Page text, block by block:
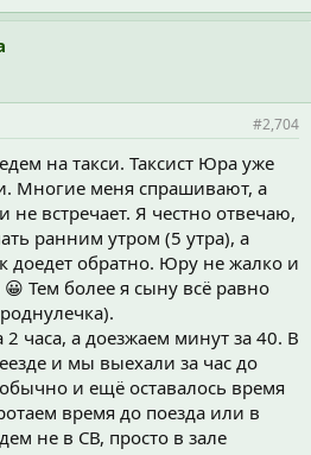
#2,704
на такси. Таксист Юра уже
Многие меня спрашивают, а
не встречает. Я честно отвечаю,
ранним утром (5 утра), а
доедет обратно. Юру не жалко и
Тем более я сыну всё равно
часа, а доезжаем минут за 40. В
и мы выехали за час до
и ещё оставалось время
время до поезда или в
не в СВ, просто в зале